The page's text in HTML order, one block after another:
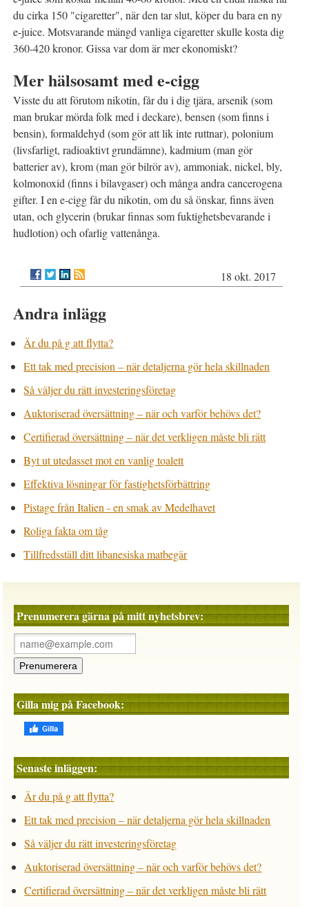
du cirka 150 "cigaretter", när den tar slut, köper du bara en ny
e-juice. Motsvarande mängd vanliga cigaretter skulle kosta dig
360-420 kronor. Gissa var dom är mer ekonomiskt?
Mer hälsosamt med e-cigg
Visste du att förutom nikotin, får du i dig tjära, arsenik (som
man brukar mörda folk med i deckare), bensen (som finns i
bensin), formaldehyd (som gör att lik inte ruttnar), polonium
(livsfarligt, radioaktivt grundämne), kadmium (man gör
batterier av), krom (man gör bilrör av), ammoniak, nickel, bly,
kolmonoxid (finns i bilavgaser) och många andra cancerogena
gifter. I en e-cigg får du nikotin, om du så önskar, finns även
utan, och glycerin (brukar finnas som fuktighetsbevarande i
hudlotion) och ofarlig vattenånga.
18 okt. 2017
Andra inlägg
Är du på g att flytta?
Ett tak med precision – när detaljerna gör hela skillnaden
Så väljer du rätt investeringsföretag
Auktoriserad översättning – när och varför behövs det?
Certifierad översättning – när det verkligen måste bli rätt
Byt ut utedasset mot en vanlig toalett
Effektiva lösningar för fastighetsförbättring
Pistage från Italien - en smak av Medelhavet
Roliga fakta om tåg
Tillfredsställ ditt libanesiska matbegär
Prenumerera gärna på mitt nyhetsbrev:
Gilla mig på Facebook:
Senaste inläggen:
Är du på g att flytta?
Ett tak med precision – när detaljerna gör hela skillnaden
Så väljer du rätt investeringsföretag
Auktoriserad översättning – när och varför behövs det?
Certifierad översättning – när det verkligen måste bli rätt